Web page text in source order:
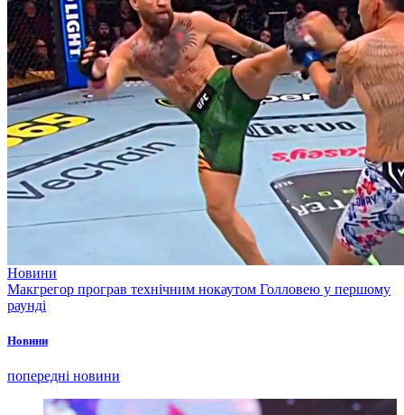
Новини
Макгрегор програв технічним нокаутом Голловею у першому
раунді
Новини
попередні новини